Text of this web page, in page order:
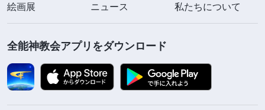
絵画展
ニュース 私たちについて
全能神教会アプリをダウンロード